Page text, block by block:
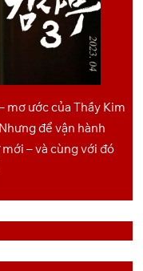
ước của Thầy Kim
để vận hành
– và cùng với đó